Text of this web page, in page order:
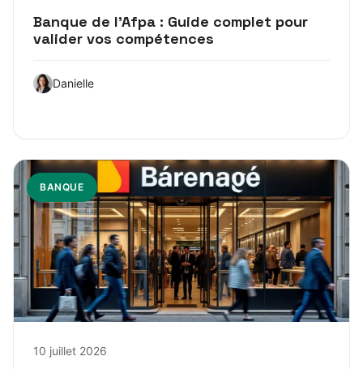
Banque de l’Afpa : Guide complet pour
valider vos compétences
Danielle
BANQUE
10 juillet 2026